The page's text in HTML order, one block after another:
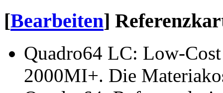
[Bearbeiten]
Quadro64 LC: Low-
2000MI+. Die